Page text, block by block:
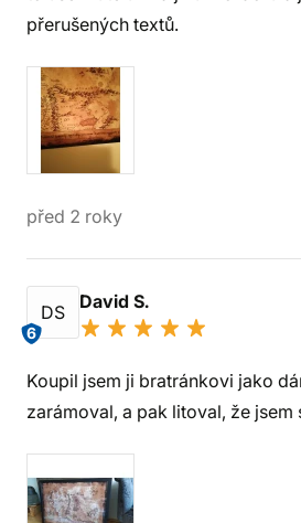
přerušených textů.
před 2 roky
DS
6
David S.
Koupil jsem ji bratránkovi jako
zarámoval, a pak litoval, že jsem